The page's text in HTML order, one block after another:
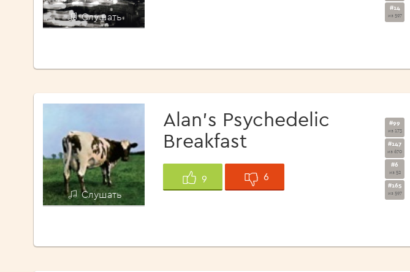
Слушать
#14
из 597
Слушать
Alan's Psychedelic
Breakfast
9 6
#99
из 173
#147
из 670
#6
из 52
#165
из 597